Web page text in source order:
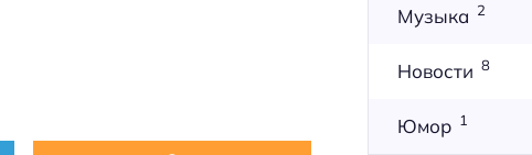
Музыка 2
Новости 8
Юмор 1